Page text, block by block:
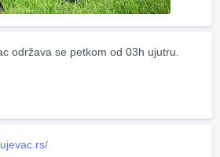
održava se petkom od 03h ujutru.